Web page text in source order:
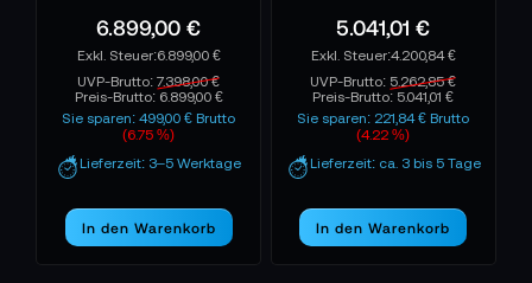
6.899,00 €
6.899,00 €
UVP-Brutto:7.398,00 €
Preis-Brutto: 6.899,00 €
Sie sparen: 499,00 € Brutto
(6.75 %)
Lieferzeit: 3–5 Werktage
In den Warenkorb
5.041,01 €
4.200,84 €
UVP-Brutto: 5.262,85 €
Preis-Brutto: 5.041,01 €
Sie sparen: 221,84 € Brutto
(4.22 %)
Lieferzeit: ca. 3 bis 5 Tage
In den Warenkorb